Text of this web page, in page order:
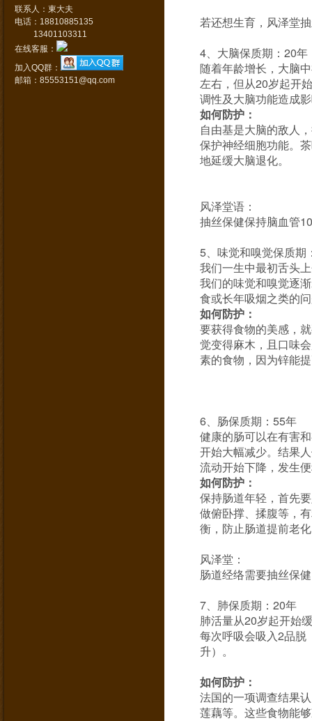
联系人：東大夫
电话：18810885135
13401103311
在线客服：
加入QQ群：
邮箱：85553151@qq.com
若还想生育，风泽堂
4、大脑保质期：20年
随着年龄增长，大脑
左右，但从20岁起开
调性及大脑功能造成
如何防护：
自由基是大脑的敌人
保护神经细胞功能。
地延缓大脑退化。
风泽堂语：
抽丝保健保持脑血管
5、味觉和嗅觉保质期
我们一生中最初舌头
我们的味觉和嗅觉逐
食或长年吸烟之类的
如何防护：
要获得食物的美感，
觉变得麻木，且口味
素的食物，因为锌能
6、肠保质期：55年
健康的肠可以在有害
开始大幅减少。结果
流动开始下降，发生
如何防护：
保持肠道年轻，首先
做俯卧撑、揉腹等，
衡，防止肠道提前老
风泽堂：
肠道经络需要抽丝保
7、肺保质期：20年
肺活量从20岁起开始
每次呼吸会吸入2品脱
升）。
如何防护：
法国的一项调查结果
莲藕等。这些食物能